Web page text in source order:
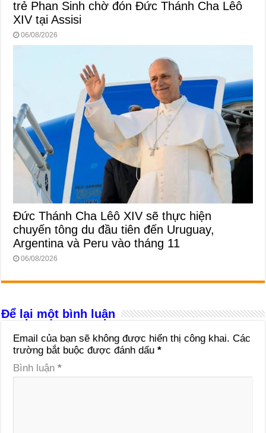
trẻ Phan Sinh chờ đón Đức Thánh Cha Lêô
XIV tại Assisi
06/08/2026
Đức Thánh Cha Lêô XIV sẽ thực hiện
chuyến tông du đầu tiên đến Uruguay,
Argentina và Peru vào tháng 11
06/08/2026
Để lại một bình luận
Email của bạn sẽ không được hiển thị công khai. Các
trường bắt buộc được đánh dấu*
Bình luận*